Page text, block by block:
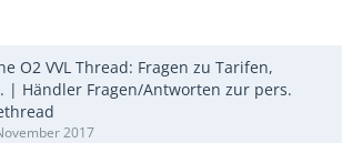
O2 VVL Thread: Fragen zu Tarifen,
| Händler Fragen/Antworten zur pers.
2017